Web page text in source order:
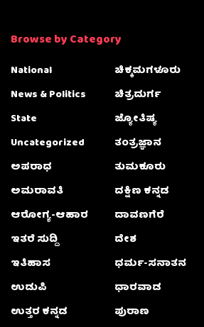
Browse by Category
National
News & Politics
State
Uncategorized
ಅಪರಾಧ
ಅಮರಾವತಿ
ಆರೋಗ್ಯ-ಆಹಾರ
ಇತರೆ ಸುದ್ದಿ
ಇತಿಹಾಸ
ಉಡುಪಿ
ಉತ್ತರ ಕನ್ನಡ
ಚಿಕ್ಕಮಗಳೂರು
ಚಿತ್ರದುರ್ಗ
ಜ್ಯೋತಿಷ್ಯ
ತಂತ್ರಜ್ಞಾನ
ತುಮಕೂರು
ದಕ್ಷಿಣ ಕನ್ನಡ
ದಾವಣಗೆರೆ
ದೇಶ
ಧರ್ಮ-ಸನಾತನ
ಧಾರವಾಡ
ಪುರಾಣ